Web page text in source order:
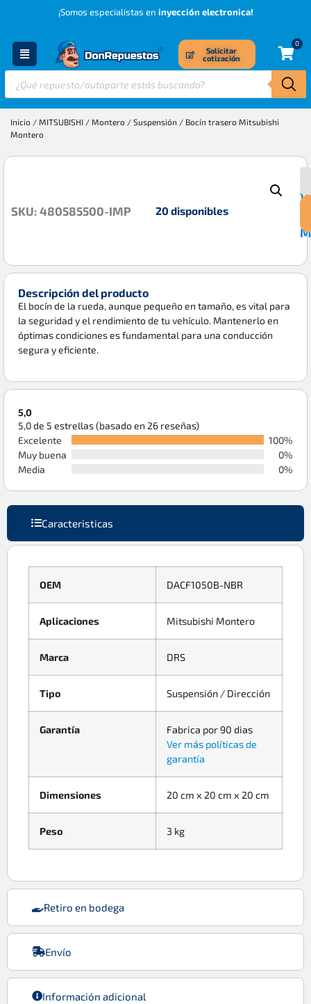
¡Somos especialistas en inyección electronica!
Solicitar
cotización
0
Inicio / MITSUBISHI / Montero / Suspensión / Bocín trasero Mitsubishi
Montero
SKU: 480585500-IMP 20 disponibles
Descripción del producto
El bocín de la rueda, aunque pequeño en tamaño, es vital para
la seguridad y el rendimiento de tu vehículo. Mantenerlo en
óptimas condiciones es fundamental para una conducción
segura y eficiente.
5,0
5,0 de 5 estrellas (basado en 26 reseñas)
Excelente
100%
Muy buena
0%
Media
0%
Caracteristicas
Retiro en bodega
Envío
Información adicional
OEM DACF1050B-NBR
Aplicaciones Mitsubishi Montero
Marca DRS
Tipo Suspensión / Dirección
Garantía
Fabrica por 90 dias
Ver más políticas de
garantía
Dimensiones 20 cm x 20 cm x 20 cm
Peso 3 kg